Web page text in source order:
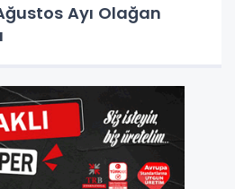
Ayı Olağan